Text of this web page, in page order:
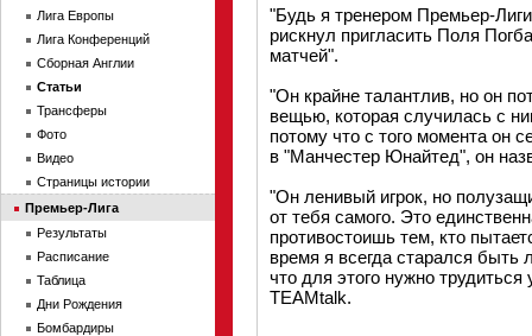
"Будь я тренером Премьер-
рискнул пригласить Поля
матчей".
"Он крайне талантлив, но он
вещью, которая случилась с
потому что с того момента он
в "Манчестер Юнайтед", он
"Он ленивый игрок, но
от тебя самого. Это
противостоишь тем, кто
время я всегда старался быть
что для этого нужно
TEAMtalk.
Лига Европы
Лига Конференций
Сборная Англии
Статьи
Трансферы
Фото
Видео
Страницы истории
Премьер-Лига
Результаты
Расписание
Таблица
Дни Рождения
Бомбардиры